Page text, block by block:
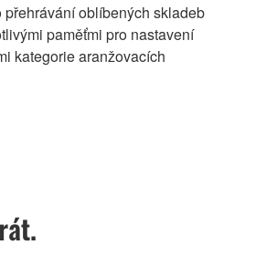
oblíbených skladeb
paměťmi pro nastavení
kategorie aranžovacích